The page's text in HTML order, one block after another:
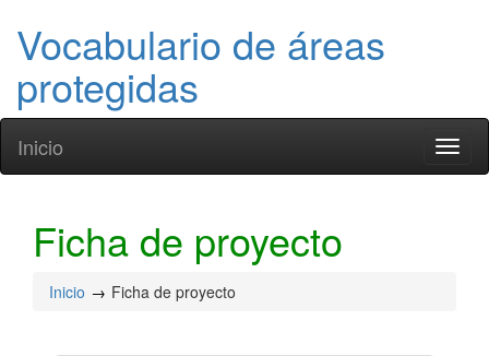
Vocabulario de áreas
protegidas
Inicio
Ficha de proyecto
Inicio Ficha de proyecto